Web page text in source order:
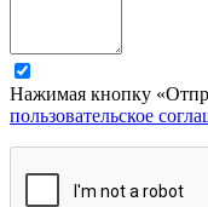
Нажимая кнопку
пользовательское